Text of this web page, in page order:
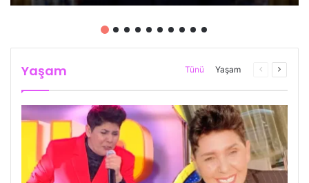
Yaşam Tünü Yaşam
ÖncekiSonraki